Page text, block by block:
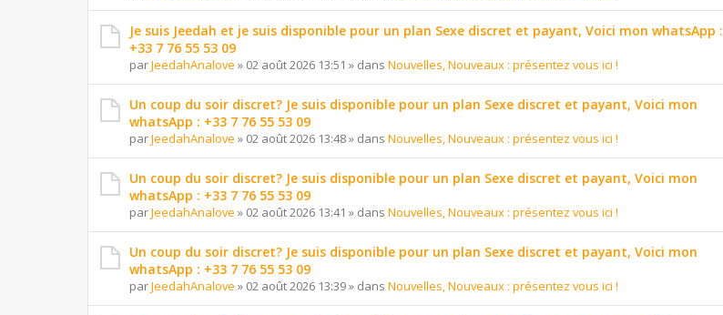
Je suis Jeedah et je suis disponible pour un plan Sexe discret et payant, Voici mon whatsApp :
+33 7 76 55 53 09
parJeedahAnalove » 02 août 2026 13:51 » dans Nouvelles, Nouveaux : présentez vous ici !
Un coup du soir discret? Je suis disponible pour un plan Sexe discret et payant, Voici mon
whatsApp : +33 7 76 55 53 09
parJeedahAnalove » 02 août 2026 13:48» dans Nouvelles, Nouveaux : présentez vous ici !
Un coup du soir discret? Je suis disponible pour un plan Sexe discret et payant, Voici mon
whatsApp : +33 7 76 55 53 09
parJeedahAnalove » 02 août 2026 13:41 » dans Nouvelles, Nouveaux : présentez vous ici !
Un coup du soir discret? Je suis disponible pour un plan Sexe discret et payant, Voici mon
whatsApp : +33 7 76 55 53 09
parJeedahAnalove » 02 août 2026 13:39» dans Nouvelles, Nouveaux : présentez vous ici !